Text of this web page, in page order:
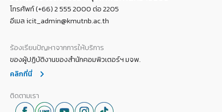
โทรศัพท์ (+66) 2 555 2000 ต่อ 2205
อีเมล icit_admin@kmutnb.ac.th
ร้องเรียนปัญหาจากการให้บริการ
ของผู้ปฏิบัติงานของสำนักคอมพิวเตอร์ฯ มจพ.
คลิกที่นี่
ติดตามเรา